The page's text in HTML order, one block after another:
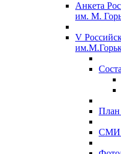
Анкета
им. М.
V
План
СМИ